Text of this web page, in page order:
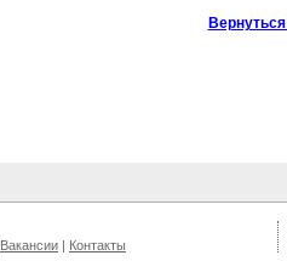
Вакансии | Контакты